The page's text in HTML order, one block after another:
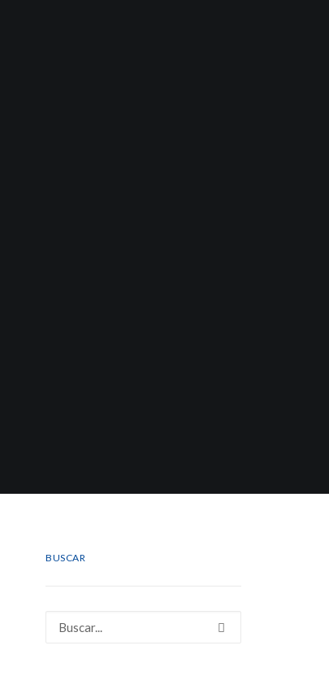
BUSCAR